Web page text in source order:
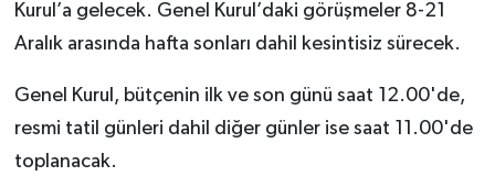
Kurul’a gelecek. Genel Kurul’daki görüşmeler 8-21
Aralık arasında hafta sonları dahil kesintisiz sürecek.
Genel Kurul, bütçenin ilk ve son günü saat 12.00'de,
resmi tatil günleri dahil diğer günler ise saat 11.00'de
toplanacak.